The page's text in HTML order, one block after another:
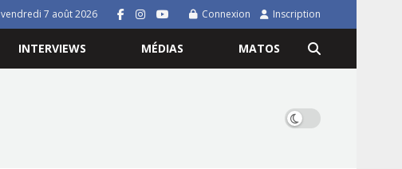
vendredi 7 août 2026 Connexion Inscription
INTERVIEWS MÉDIAS MATOS